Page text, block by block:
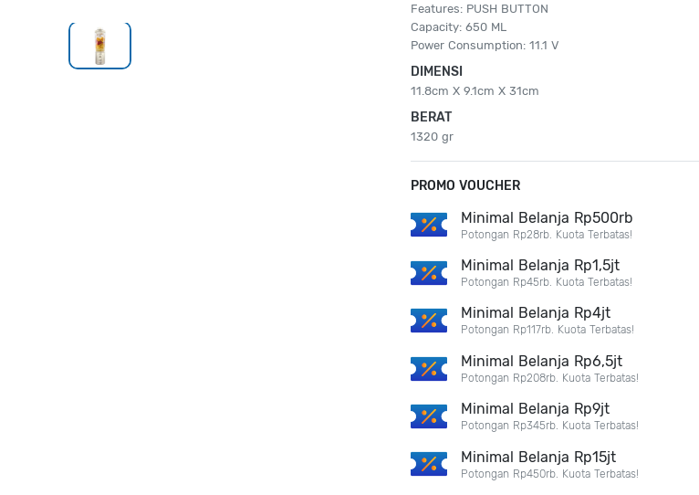
Features: PUSH BUTTON
Capacity: 650 ML
Power Consumption: 11.1 V
DIMENSI
11.8cm X 9.1cm X 31cm
BERAT
1320 gr
PROMO VOUCHER
Minimal Belanja Rp500rb
Potongan Rp28rb. Kuota Terbatas!
Minimal Belanja Rp1,5jt
Potongan Rp45rb. Kuota Terbatas!
Minimal Belanja Rp4jt
Potongan Rp117rb. Kuota Terbatas!
Minimal Belanja Rp6,5jt
Potongan Rp208rb. Kuota Terbatas!
Minimal Belanja Rp9jt
Potongan Rp345rb. Kuota Terbatas!
Minimal Belanja Rp15jt
Potongan Rp450rb. Kuota Terbatas!